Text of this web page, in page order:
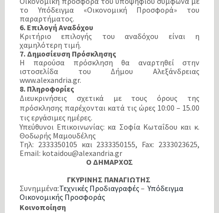
το Υπόδειγμα «Οικονομική Προσφορά» του
παραρτήματος.
6. Επιλογή Αναδόχου
Κριτήριο επιλογής του αναδόχου είναι η
χαμηλότερη τιμή.
7. Δημοσίευση Πρόσκλησης
Η παρούσα πρόσκληση θα αναρτηθεί στην
ιστοσελίδα του Δήμου Αλεξάνδρειας
www.alexandria.gr.
8. Πληροφορίες
Διευκρινήσεις σχετικά με τους όρους της
πρόσκλησης παρέχονται κατά τις ώρες 10:00 – 15.00
τις εργάσιμες ημέρες.
Υπεύθυνοι Επικοινωνίας: κα Σοφία Κωταΐδου και κ.
Θοδωρής Μαμουδέλης
Τηλ: 2333350105 και 2333350155, Fax: 2333023625,
Email: kotaidou@alexandria.gr
Ο ΔΗΜΑΡΧΟΣ
ΓΚΥΡΙΝΗΣ ΠΑΝΑΓΙΩΤΗΣ
Συνημμένα:Τεχνικές Προδιαγραφές–Υπόδειγμα
Οικονομικής Προσφοράς
Κοινοποίηση